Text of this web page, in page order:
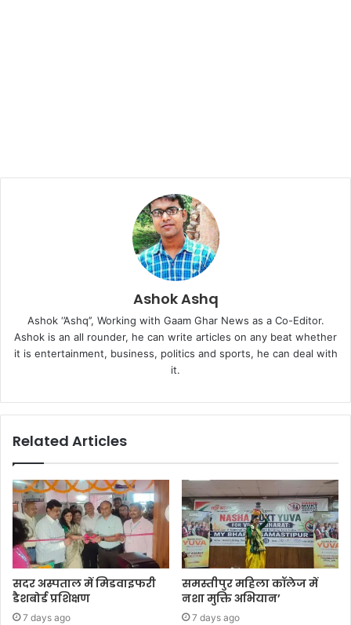
Ashok Ashq
Ashok ‘’Ashq’’, Working with Gaam Ghar News as a Co-Editor.
Ashok is an all rounder, he can write articles on any beat whether
it is entertainment, business, politics and sports, he can deal with
it.
Related Articles
सदर अस्पताल में मिडवाइफरी
डैशबोर्ड प्रशिक्षण
7 days ago
समस्तीपुर महिला कॉलेज में
नशा मुक्ति अभियान’
7 days ago